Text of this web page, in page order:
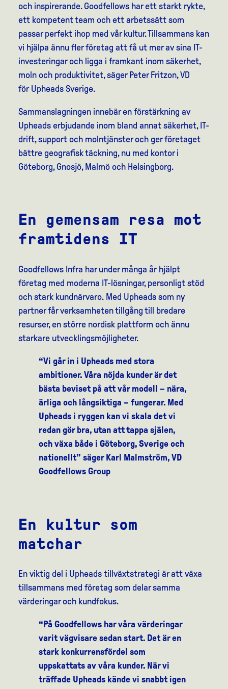
och inspirerande. Goodfellows har ett starkt rykte,
ett kompetent team och ett arbetssätt som
passar perfekt ihop med vår kultur. Tillsammans kan
vi hjälpa ännu fler företag att få ut mer av sina IT-
investeringar och ligga i framkant inom säkerhet,
moln och produktivitet,säger Peter Fritzon, VD
för Upheads Sverige.
Sammanslagningen innebär en förstärkning av
Upheads erbjudande inom bland annat säkerhet, IT-
drift, support och molntjänster och ger företaget
bättre geografisk täckning, nu med kontor i
Göteborg, Gnosjö, Malmö och Helsingborg.
En gemensam resa mot
framtidens IT
Goodfellows Infra har under många år hjälpt
företag med moderna IT-lösningar, personligt stöd
och stark kundnärvaro. Med Upheads som ny
partner får verksamheten tillgång till bredare
resurser, en större nordisk plattform och ännu
starkare utvecklingsmöjligheter.
“Vi går in i Upheads med stora
ambitioner. Våra nöjda kunder är det
bästa beviset på att vår modell – nära,
ärliga och långsiktiga – fungerar. Med
Upheads i ryggen kan vi skala det vi
redan gör bra, utan att tappa själen,
och växa både i Göteborg, Sverige och
nationellt” säger Karl Malmström, VD
Goodfellows Group
En kultur som
matchar
En viktig del i Upheads tillväxtstrategi är att växa
tillsammans med företag som delar samma
värderingar och kundfokus.
“På Goodfellows har våra värderingar
varit vägvisare sedan start. Det är en
stark konkurrensfördel som
uppskattats av våra kunder. När vi
träffade Upheads kände vi snabbt igen